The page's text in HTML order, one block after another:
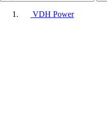
VDH Power